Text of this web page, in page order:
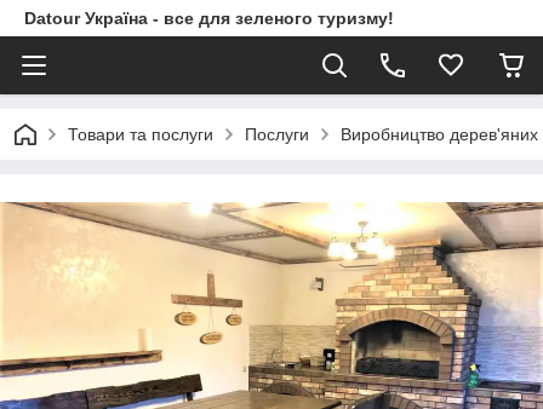
Datour Україна - все для зеленого туризму!
Товари та послуги Послуги Виробництво дерев'яних